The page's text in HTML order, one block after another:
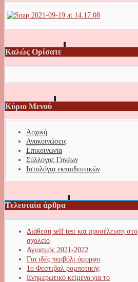
Καλώς Ορίσατε
Κύριο Μενού
Αρχική
Ανακοινώσεις
Επικοινωνία
Σύλλογος Γονέων
Ιστολόγια εκπαιδευτικών
Τελευταία άρθρα
Διάθεση self test και προσέλευση στο
σχολείο
Αγιοσμός 2021-2022
Για ιδές περβόλι όμορφο
1ο Φεστιβαλ ρομποτικής
Ενημερωτικό κείμενο για το